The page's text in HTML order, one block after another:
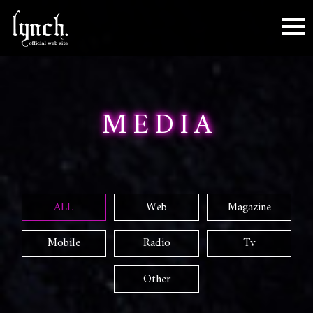
MEDIA
ALL Web
Magazine
Mobile
Radio
Tv
Other